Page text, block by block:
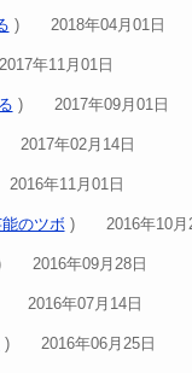
) 2018年04月01日
年11月01日
) 2017年09月01日
年02月14日
年11月01日
のツボ) 2016年10月
2016年09月28日
2016年07月14日
) 2016年06月25日